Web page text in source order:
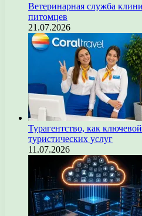
Ветеринарная служба
питомцев
21.07.2026
Турагентство, как
туристических услуг
11.07.2026